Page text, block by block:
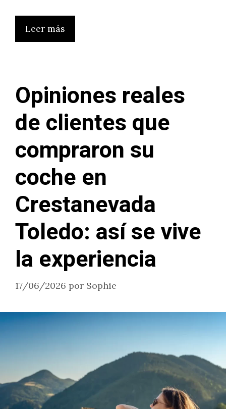
Leer más
Opiniones reales
de clientes que
compraron su
coche en
Crestanevada
Toledo: así se vive
la experiencia
17/06/2026 por Sophie